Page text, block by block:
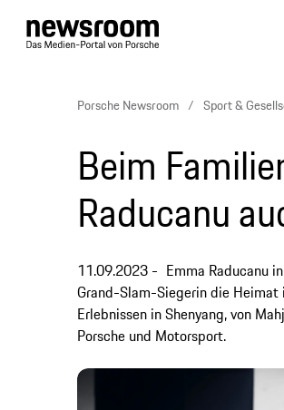
Porsche Newsroom Sport &
Beim
Raducanu
11.09.2023
Emma Raducanu
Grand-Slam-Siegerin die
Erlebnissen in Shenyang, von
Porsche und Motorsport.